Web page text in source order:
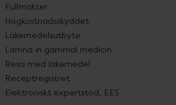
Fullmakter
Högkostnadsskyddet
Läkemedelsutbyte
Lämna in gammal medicin
Resa med läkemedel
Receptregistret
Elektroniskt expertstöd, EES